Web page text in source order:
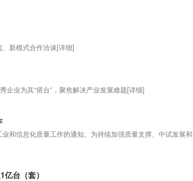
新模式合作洽谈[详细]
企业为其“搭台”，聚焦解决产业发展难题[详细]
和信息化质量工作的通知。为持续加强质量支撑、中试发展和
台（套）